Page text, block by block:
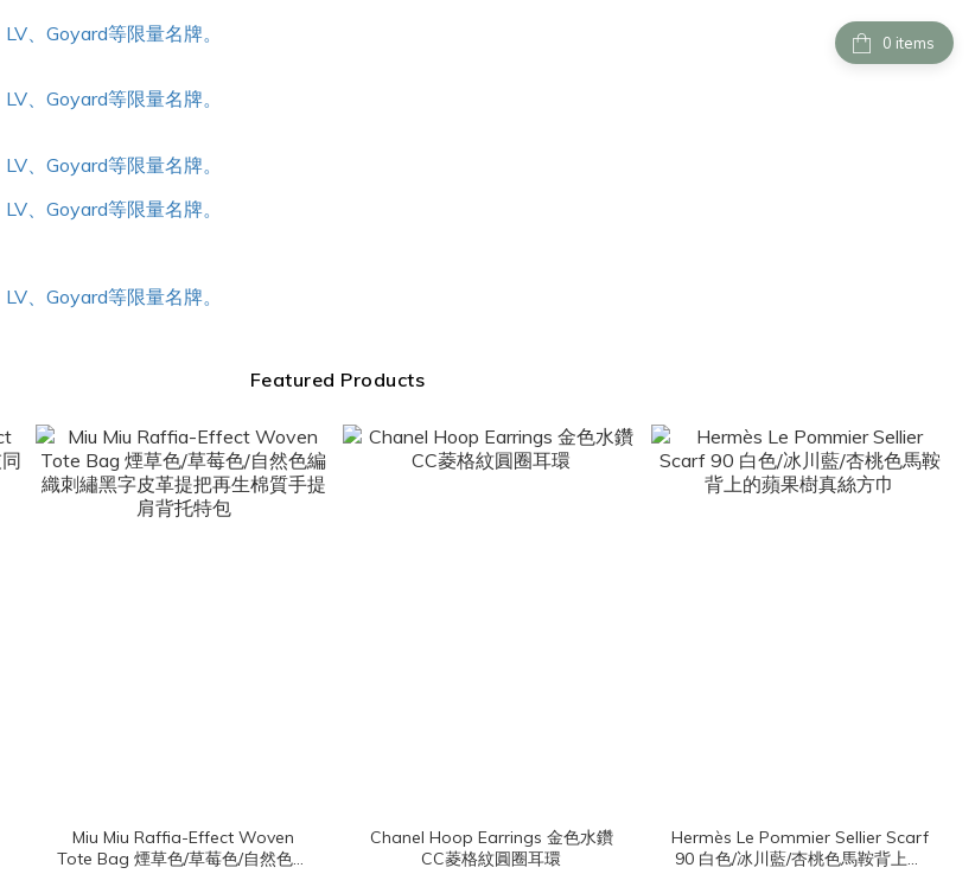
items
Featured Products
Miu Miu Raffia-Effect Woven
Tote Bag 煙草色/草莓色/自然色編
Chanel Hoop Earrings 金色水鑽
CC菱格紋圓圈耳環
Hermès Le Pommier Sellier Scarf
90 白色/冰川藍/杏桃色馬鞍背上的